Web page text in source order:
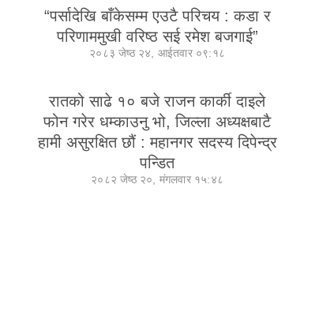
“पर्सादेखि बाँकेसम्म एउटै परिचय : कडा र
परिणाममुखी वरिष्ठ सई रमेश बजगाई”
२०८३ जेष्ठ २४, आईतवार ०९:१८
रातको साढे १० बजे राजन कार्की दाइले
फोन गरेर धम्काउनु भो, जिल्ला अध्यक्षबाटै
हामी असुरक्षित छौं : महानगर सदस्य दिपेन्द्र
पन्डित
२०८२ जेष्ठ २०, मंगलवार १५:४८